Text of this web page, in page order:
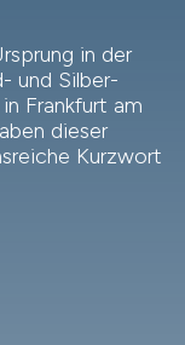
in der
und Silber-
Frankfurt am
dieser
Kurzwort